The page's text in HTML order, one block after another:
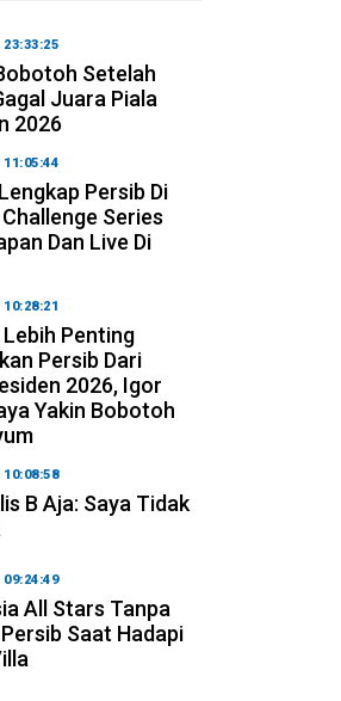
Setelah
Juara Piala
2026
Persib Di
Series
Dan Live Di
Penting
Persib Dari
2026, Igor
Yakin Bobotoh
B Aja: Saya Tidak
All Stars Tanpa
Saat Hadapi